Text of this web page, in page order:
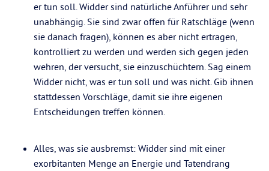
er tun soll. Widder sind natürliche Anführer und sehr
unabhängig. Sie sind zwar offen für Ratschläge (wenn
sie danach fragen), können es aber nicht ertragen,
kontrolliert zu werden und werden sich gegen jeden
wehren, der versucht, sie einzuschüchtern. Sag einem
Widder nicht, was er tun soll und was nicht. Gib ihnen
stattdessen Vorschläge, damit sie ihre eigenen
Entscheidungen treffen können.
Alles, was sie ausbremst: Widder sind mit einer
exorbitanten Menge an Energie und Tatendrang